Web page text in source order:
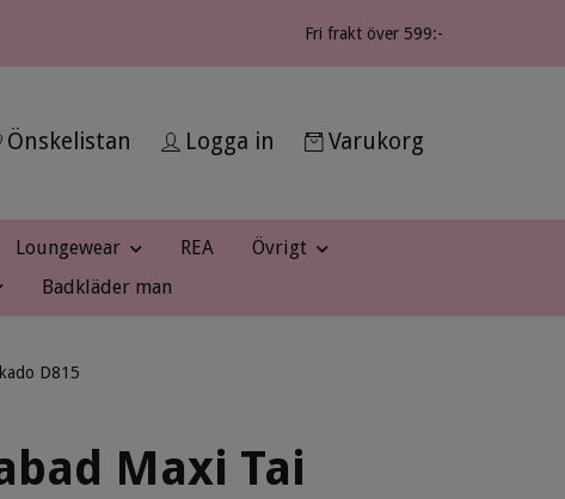
Fri frakt över 599:-
Önskelistan Logga in Varukorg
Loungewear REA
Övrigt
Badkläder man
D815
Maxi Tai